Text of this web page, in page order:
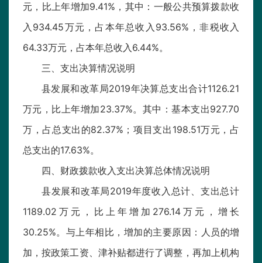
元，比上年增加9.41%，其中：一般公共预算拨款收
入934.45万元，占本年总收入93.56%，非税收入
64.33万元，占本年总收入6.44%。
三、支出决算情况说明
县发展和改革局2019年决算总支出合计1126.21
万元，比上年增加23.37%。其中：基本支出927.70
万，占总支出的82.37%；项目支出198.51万元，占
总支出的17.63%。
四、财政拨款收入支出决算总体情况说明
县发展和改革局2019年度收入总计、支出总计
1189.02万元，比上年增加276.14万元，增长
30.25%。与上年相比，增加的主要原因：人员的增
加，按政策工资、津补贴都进行了调整，再加上机构